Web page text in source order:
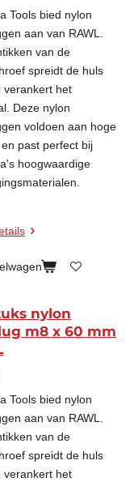
Tools bied nylon
aan van RAWL.
van de
spreidt de huls
verankert het
Deze nylon
voldoen aan hoge
past perfect bij
hoogwaardige
nylon
m8 x 60 mm
Tools bied nylon
aan van RAWL.
van de
spreidt de huls
verankert het